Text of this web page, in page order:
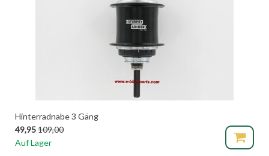
Hinterradnabe 3 Gäng
49,95109,00
Auf Lager